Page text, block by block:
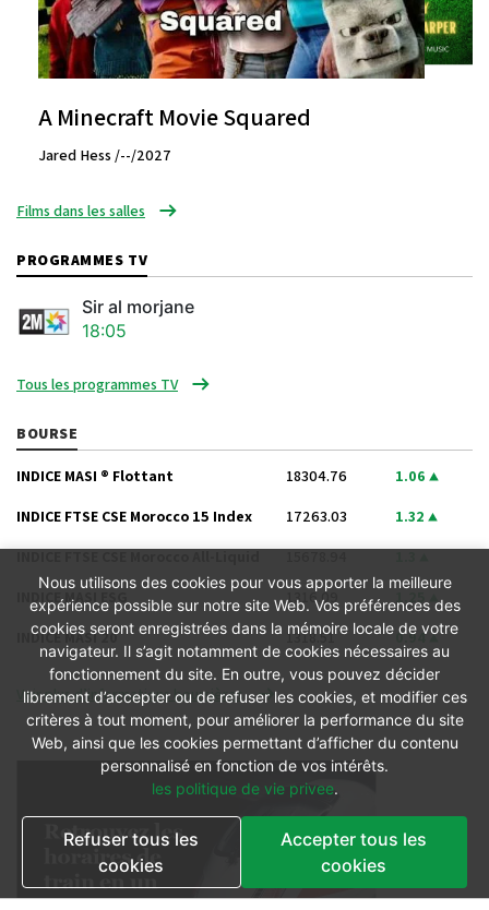
A Minecraft Movie Squared
Jared Hess /--/2027
Films dans les salles
PROGRAMMES TV
Sir al morjane
18:05
Tous les programmes TV
BOURSE
INDICE MASI ® Flottant 18304.76 1.06
INDICE FTSE CSE Morocco 15 Index 17263.03 1.32
INDICE MASI ESG 1316.09
INDICE MASI 20 1318.51 0.94
Voir plus d’informations boursières
Nous utilisons des cookies pour vous apporter la meilleure
expérience possible sur notre site Web. Vos préférences des
cookies seront enregistrées dans la mémoire locale de votre
navigateur. Il s’agit notamment de cookies nécessaires au
fonctionnement du site. En outre, vous pouvez décider
librement d’accepter ou de refuser les cookies, et modifier ces
critères à tout moment, pour améliorer la performance du site
Web, ainsi que les cookies permettant d’afficher du contenu
personnalisé en fonction de vos intérêts.
les politique de vie privee.
Refuser tous les
cookies
Accepter tous les
cookies